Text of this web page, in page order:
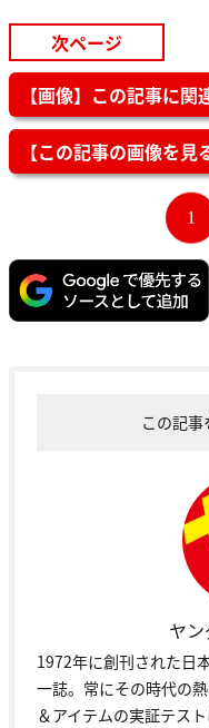
次ページ
【画像】この記事に
【この記事の画像を見
1
この記
ヤ
1972年に創刊された日
一誌。常にその時代の
＆アイテムの実証テス